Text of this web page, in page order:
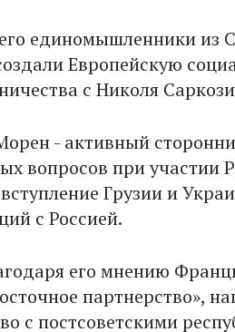
единомышленники из
Европейскую
с Николя
- активный
вопросов при участии
вступление Грузии и
с Россией.
его мнению
партнерство»,
с постсоветскими